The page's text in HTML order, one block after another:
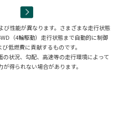
び性能が異なります。さまざまな走行状態
（4輪駆動）走行状態まで自動的に制御
低燃費に貢献するものです。
状況、勾配、高速等の走行環境によって
得られない場合があります。